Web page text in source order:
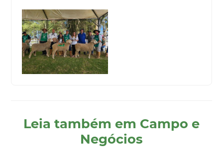
Leia também em Campo e
Negócios